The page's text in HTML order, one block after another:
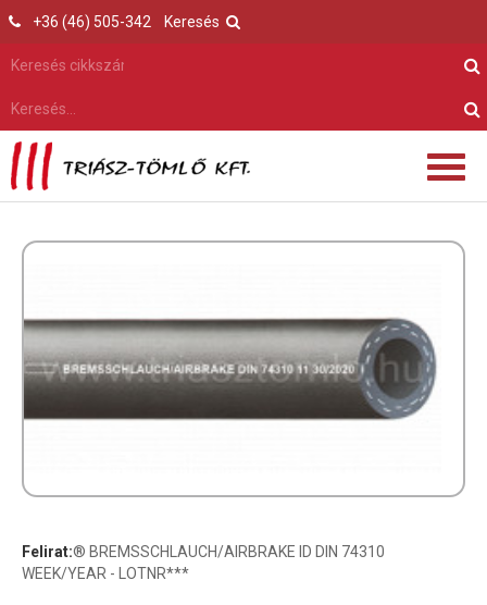
Keresés
+36 (46) 505-342
Felirat:® BREMSSCHLAUCH/AIRBRAKE ID DIN 74310
WEEK/YEAR - LOTNR***